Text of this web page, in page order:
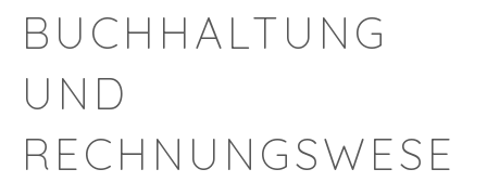
BUCHHALTUNG
UND
RECHNUNGSWESE